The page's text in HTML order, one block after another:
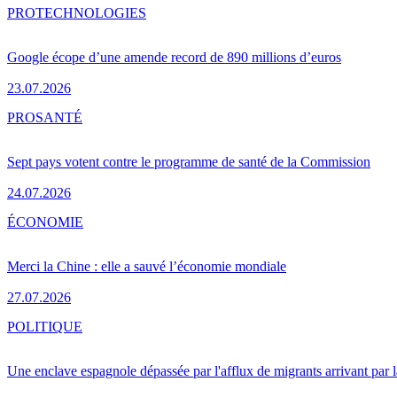
Google écope d’une amende record de 890 millions d’euros
23.07.2026
PROTECHNOLOGIES
Sept pays votent contre le programme de santé de la Commission
24.07.2026
PROSANTÉ
Merci la Chine : elle a sauvé l’économie mondiale
27.07.2026
ÉCONOMIE
Une enclave espagnole dépassée par l'afflux de migrants arrivant par
POLITIQUE